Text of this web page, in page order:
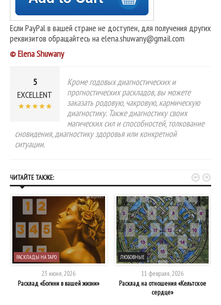
Если PayPal в вашей стране не доступен, для получения других
реквизитов обращайтесь на elena.shuwany@gmail.com
© Elena Shuwany
5
EXCELLENT
Кроме годовых диагностических и
прогностических раскладов, вы можете
заказать родовую, чакровую, кармическую
диагностику. Также диагностику своих
магических сил и способностей, толкование
сновидения, диагностику здоровья или конкретной
ситуации.
ЧИТАЙТЕ ТАКЖЕ:
РАСКЛАДЫ НА ТАРО
23 июня, 2026
Расклад «Богини в вашей жизни»
ЛЮБОВНЫЕ
11 февраля, 2026
Расклад на отношения «Кельтское
сердце»
 